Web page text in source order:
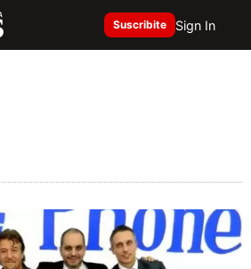
Suscribite Sign In